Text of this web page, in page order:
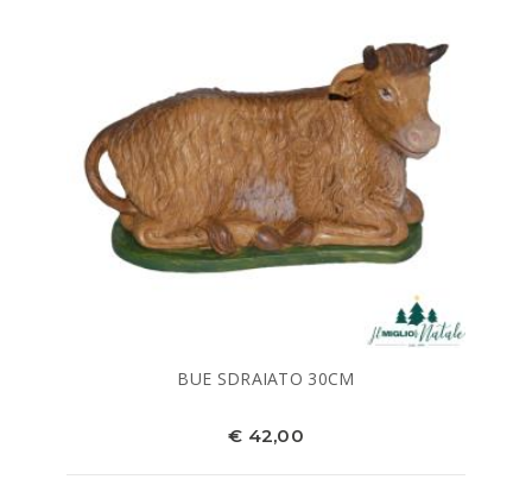
BUE SDRAIATO 30CM
€ 42,00